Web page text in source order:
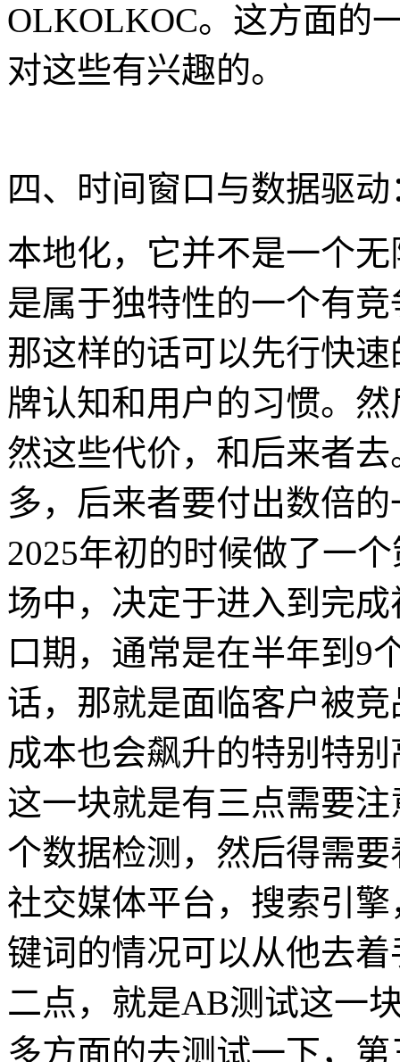
OLKOLKOC。这方面的
对这些有兴趣的。
四、时间窗口与数据驱
本地化，它并不是一个
是属于独特性的一个有
那这样的话可以先行快
牌认知和用户的习惯。
然这些代价，和后来者
多，后来者要付出数倍
2025年初的时候做了一
场中，决定于进入到完
口期，通常是在半年到9
话，那就是面临客户被
成本也会飙升的特别特
这一块就是有三点需要
个数据检测，然后得需
社交媒体平台，搜索引
键词的情况可以从他去
二点，就是AB测试这一
多方面的去测试一下，